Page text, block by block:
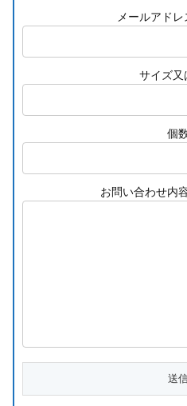
メールアドレ
サイズ又
個
お問い合わせ内